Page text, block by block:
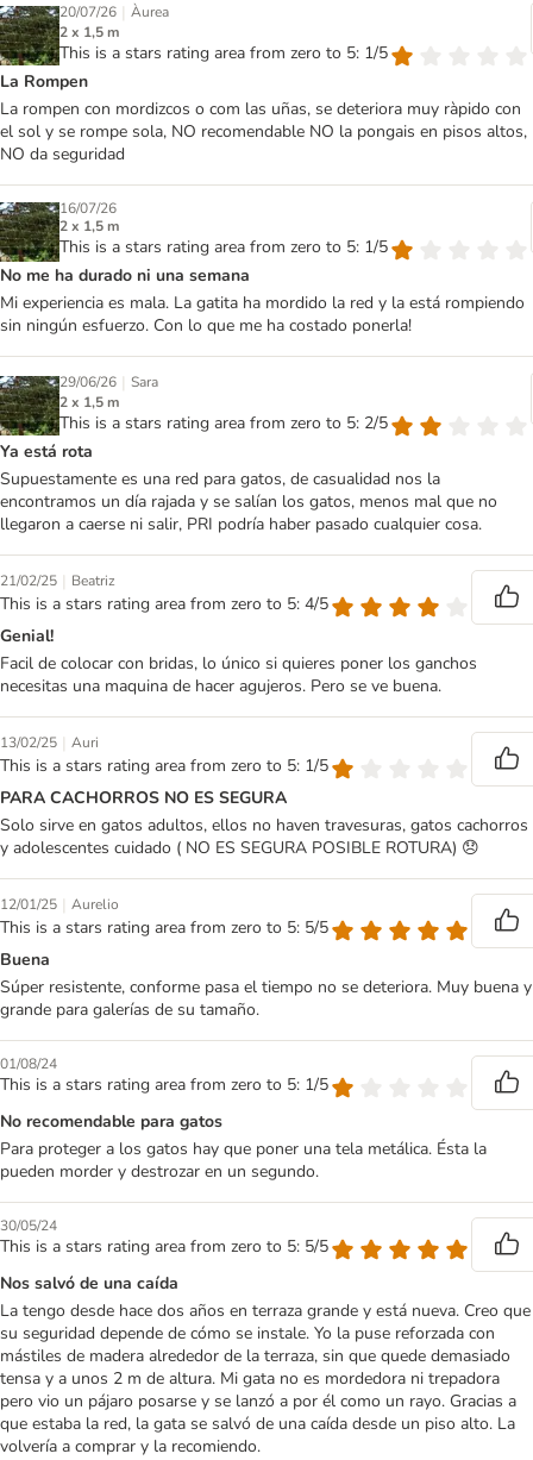
20/07/26 | Àurea
2 x 1,5 m
This is a stars rating area from zero to 5: 1/5
La Rompen
La rompen con mordizcos o com las uñas, se deteriora muy ràpido con
el sol y se rompe sola, NO recomendable NO la pongais en pisos altos,
NO da seguridad
16/07/26
2 x 1,5 m
This is a stars rating area from zero to 5: 1/5
No me ha durado ni una semana
Mi experiencia es mala. La gatita ha mordido la red y la está rompiendo
sin ningún esfuerzo. Con lo que me ha costado ponerla!
29/06/26 | Sara
2 x 1,5 m
This is a stars rating area from zero to 5: 2/5
Ya está rota
Supuestamente es una red para gatos, de casualidad nos la
encontramos un día rajada y se salían los gatos, menos mal que no
llegaron a caerse ni salir, PRI podría haber pasado cualquier cosa.
21/02/25 | Beatriz
This is a stars rating area from zero to 5: 4/5
Genial!
Facil de colocar con bridas, lo único si quieres poner los ganchos
necesitas una maquina de hacer agujeros. Pero se ve buena.
13/02/25 | Auri
This is a stars rating area from zero to 5: 1/5
PARA CACHORROS NO ES SEGURA
Solo sirve en gatos adultos, ellos no haven travesuras, gatos cachorros
y adolescentes cuidado ( NO ES SEGURA POSIBLE ROTURA) 😞
12/01/25 | Aurelio
This is a stars rating area from zero to 5: 5/5
Buena
Súper resistente, conforme pasa el tiempo no se deteriora. Muy buena y
grande para galerías de su tamaño.
01/08/24
This is a stars rating area from zero to 5: 1/5
No recomendable para gatos
Para proteger a los gatos hay que poner una tela metálica. Ésta la
pueden morder y destrozar en un segundo.
30/05/24
This is a stars rating area from zero to 5: 5/5
Nos salvó de una caída
La tengo desde hace dos años en terraza grande y está nueva. Creo que
su seguridad depende de cómo se instale. Yo la puse reforzada con
mástiles de madera alrededor de la terraza, sin que quede demasiado
tensa y a unos 2 m de altura. Mi gata no es mordedora ni trepadora
pero vio un pájaro posarse y se lanzó a por él como un rayo. Gracias a
que estaba la red, la gata se salvó de una caída desde un piso alto. La
volvería a comprar y la recomiendo.